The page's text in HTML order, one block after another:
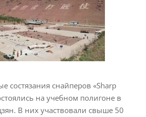
состязания снайперов «Sharp
на учебном полигоне в
В них участвовали свыше 50